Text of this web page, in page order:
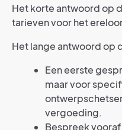
Het korte antwoord op
tarieven voor het
Het lange antwoord op
Een eerste
maar voor
vergoeding.
Bespreek